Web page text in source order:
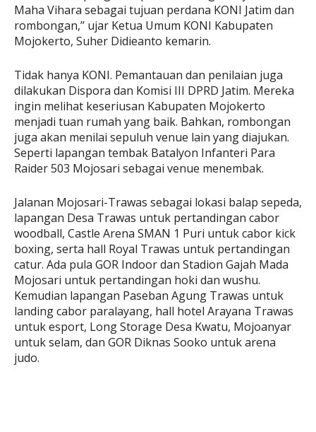
Maha Vihara sebagai tujuan perdana KONI Jatim dan
rombongan,’’ ujar Ketua Umum KONI Kabupaten
Mojokerto, Suher Didieanto kemarin.
Tidak hanya KONI. Pemantauan dan penilaian juga
dilakukan Dispora dan Komisi III DPRD Jatim. Mereka
ingin melihat keseriusan Kabupaten Mojokerto
menjadi tuan rumah yang baik. Bahkan, rombongan
juga akan menilai sepuluh venue lain yang diajukan.
Seperti lapangan tembak Batalyon Infanteri Para
Raider 503 Mojosari sebagai venue menembak.
Jalanan Mojosari-Trawas sebagai lokasi balap sepeda,
lapangan Desa Trawas untuk pertandingan cabor
woodball, Castle Arena SMAN 1 Puri untuk cabor kick
boxing, serta hall Royal Trawas untuk pertandingan
catur. Ada pula GOR Indoor dan Stadion Gajah Mada
Mojosari untuk pertandingan hoki dan wushu.
Kemudian lapangan Paseban Agung Trawas untuk
landing cabor paralayang, hall hotel Arayana Trawas
untuk esport, Long Storage Desa Kwatu, Mojoanyar
untuk selam, dan GOR Diknas Sooko untuk arena
judo.